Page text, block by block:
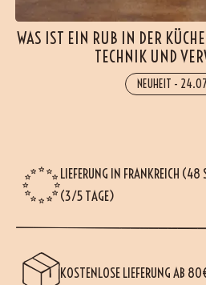
WAS IST EIN RUB IN DER
TECHNIK UND
NEUHEIT -
LIEFERUNG IN FRANKREICH
(3/5 TAGE)
KOSTENLOSE LIEFERUNG AB